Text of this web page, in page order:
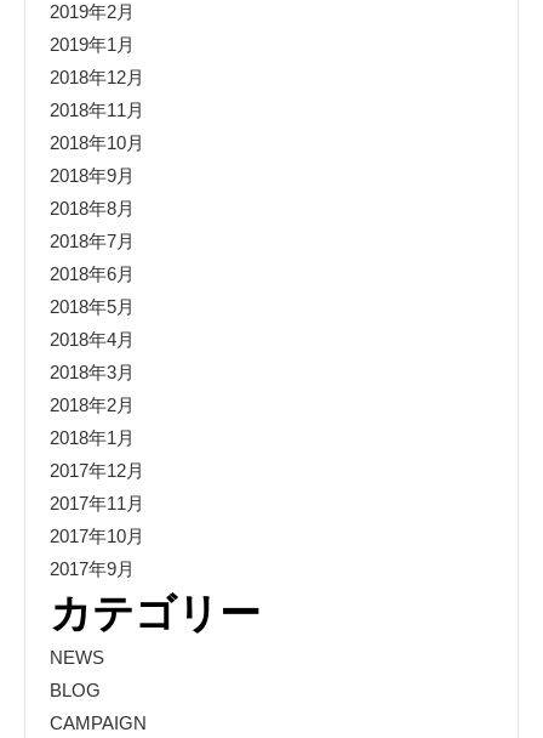
2019年2月
2019年1月
2018年12月
2018年11月
2018年10月
2018年9月
2018年8月
2018年7月
2018年6月
2018年5月
2018年4月
2018年3月
2018年2月
2018年1月
2017年12月
2017年11月
2017年10月
2017年9月
カテゴリー
NEWS
BLOG
CAMPAIGN